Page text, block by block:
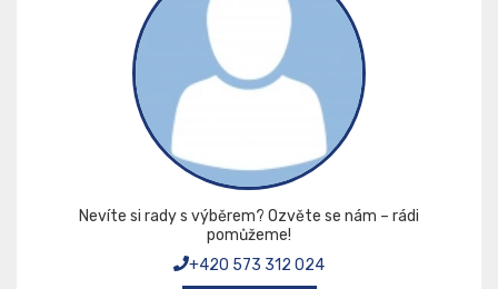
Nevíte si rady s výběrem? Ozvěte se nám – rádi
pomůžeme!
+420 573 312 024